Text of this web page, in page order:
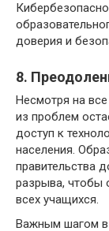
доверия и
8.
Несмотря на
из проблем
доступ к
населения.
правительства
разрыва, чтобы
всех учащихся.
Важным шагом в